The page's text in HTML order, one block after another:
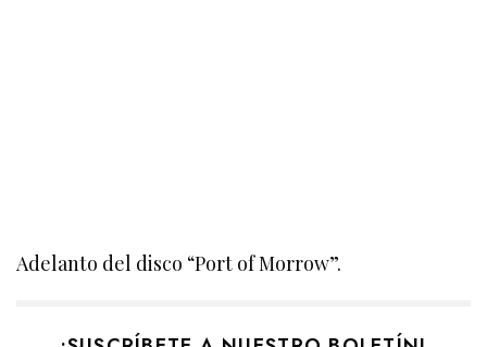
Adelanto del disco “Port of Morrow”.